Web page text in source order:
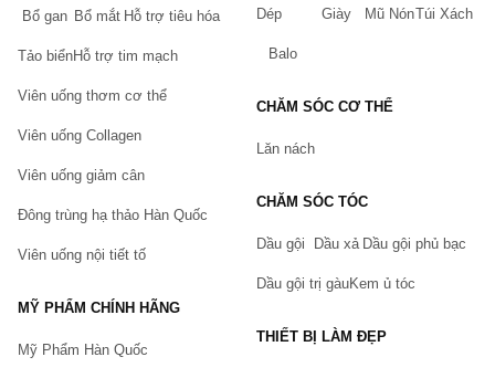
Thực phẩm này không phải là thuốc, không có tác dụng thay
thế thuốc chữa bệnh.
Bổ gan Bổ mắt Hỗ trợ tiêu hóa
Tảo biểnHỗ trợ tim mạch
Viên uống thơm cơ thể
Viên uống Collagen
Viên uống giảm cân
Đông trùng hạ thảo Hàn Quốc
Viên uống nội tiết tố
MỸ PHẨM CHÍNH HÃNG
Mỹ Phẩm Hàn Quốc
Dép Giày Mũ NónTúi Xách
Balo
CHĂM SÓC CƠ THỂ
Lăn nách
CHĂM SÓC TÓC
Dầu gội Dầu xả Dầu gội phủ bạc
Dầu gội trị gàuKem ủ tóc
THIẾT BỊ LÀM ĐẸP